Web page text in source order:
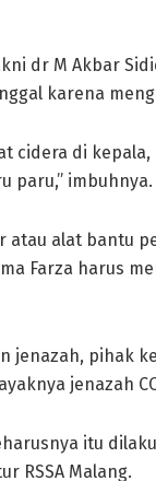
dr M Akbar
karena
cidera di
paru,” imbuhnya.
atau alat bantu
Farza harus
jenazah, pihak
jenazah
itu
RSSA Malang.